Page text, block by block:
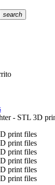
search
- STL 3D